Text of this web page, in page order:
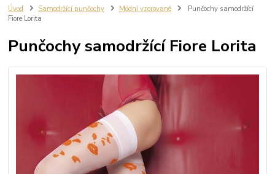
Úvod Samodržící punčochy Módní vzorované
Punčochy samodržící
Fiore Lorita
Punčochy samodržící Fiore Lorita